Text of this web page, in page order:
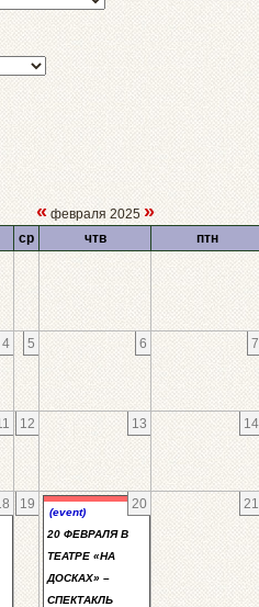
«февраля 2025»
ср чтв птн
4 5 6 7
12 13 14
19 20
(event)
20 ФЕВРАЛЯ В
ТЕАТРЕ «НА
ДОСКАХ» –
СПЕКТАКЛЬ
21